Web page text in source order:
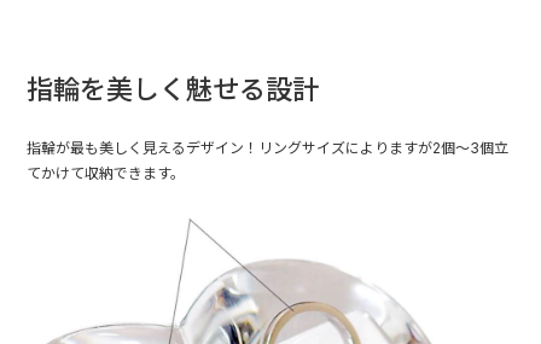
指輪を美しく魅せる設計
指輪が最も美しく見えるデザイン！リングサイズによりますが2個～3個立
てかけて収納できます。